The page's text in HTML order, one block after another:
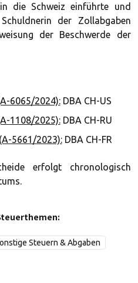
die Schweiz einführte und
der Zollabgaben
der Beschwerde der
6065/2024):DBA CH-US
1108/2025):DBA CH-RU
5661/2023):DBA CH-FR
erfolgt chronologisch
Steuern & Abgaben